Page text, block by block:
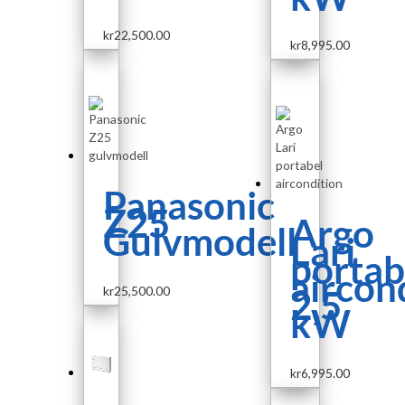
kr22,500.00
Panasonic
Z25
Gulvmodell
kr25,500.00
kr8,995.00
Argo
Lari
2,5
kW
kr6,995.00